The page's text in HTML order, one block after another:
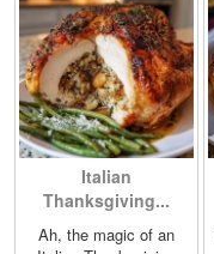
Italian
Thanksgiving...
Ah, the magic of an